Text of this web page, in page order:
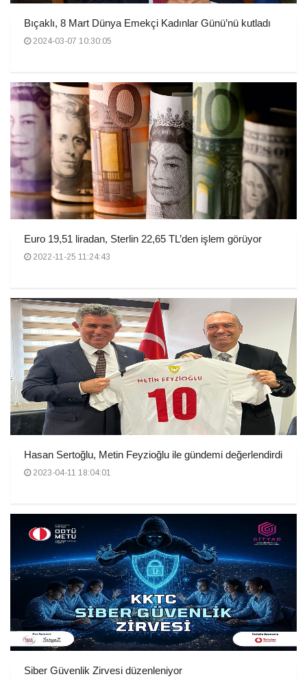
Bıçaklı, 8 Mart Dünya Emekçi Kadınlar Günü’nü kutladı
2024-03-07 10:30:05
Euro 19,51 liradan, Sterlin 22,65 TL’den işlem görüyor
2022-11-25 11:24:43
Hasan Sertoğlu, Metin Feyzioğlu ile gündemi değerlendirdi
2023-04-11 18:04:01
Siber Güvenlik Zirvesi düzenleniyor